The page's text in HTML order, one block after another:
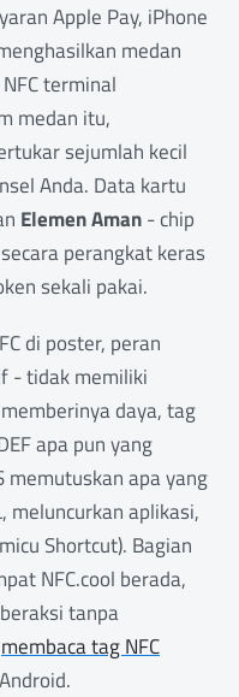
Apple Pay, iPhone
medan
terminal
medan itu,
sejumlah kecil
Anda. Data kartu
Elemen Aman- chip
perangkat keras
sekali pakai.
di poster, peran
- tidak memiliki
daya, tag
apa pun yang
memutuskan apa yang
meluncurkan aplikasi,
Shortcut). Bagian
NFC.cool berada,
tanpa
membaca tag NFC